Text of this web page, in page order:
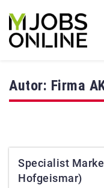
Autor: Firma
Specialist
Hofgeismar)